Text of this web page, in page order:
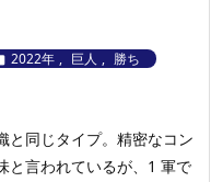
2022年 , 巨人 , 勝ち
同じタイプ。 精密なコン
と言われているが、1 軍で